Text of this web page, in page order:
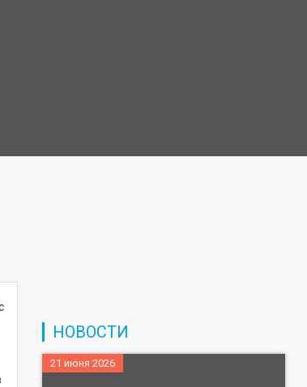
НОВОСТИ
21 июня 2026